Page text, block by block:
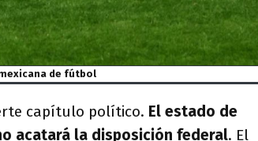
de fútbol
capítulo político. El estado de
acatará la disposición federal. El